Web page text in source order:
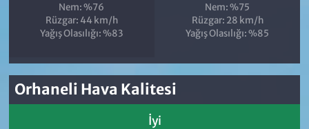
Nem: %76
Rüzgar: 44 km/h
Yağış Olasılığı: %83
Nem: %75
Rüzgar: 28 km/h
Yağış Olasılığı: %85
Orhaneli Hava Kalitesi
İyi